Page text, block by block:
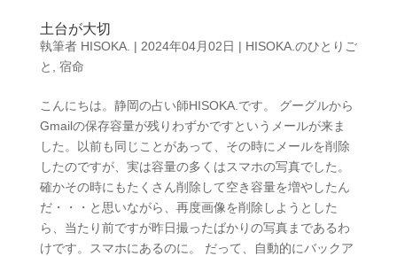
土台が大切
執筆者 HISOKA. | 2024年04月02日 | HISOKA.のひとりご
と
宿命
こんにちは。静岡の占い師HISOKA.です。 グーグルから
Gmailの保存容量が残りわずかですというメールが来ま
した。以前も同じことがあって、その時にメールを削除
したのですが、実は容量の多くはスマホの写真でした。
確かその時にもたくさん削除して空き容量を増やしたん
だ・・・と思いながら、再度画像を削除しようとした
ら、当たり前ですが昨日撮ったばかりの写真まであるわ
けです。スマホにあるのに。 だって、自動的にバックア